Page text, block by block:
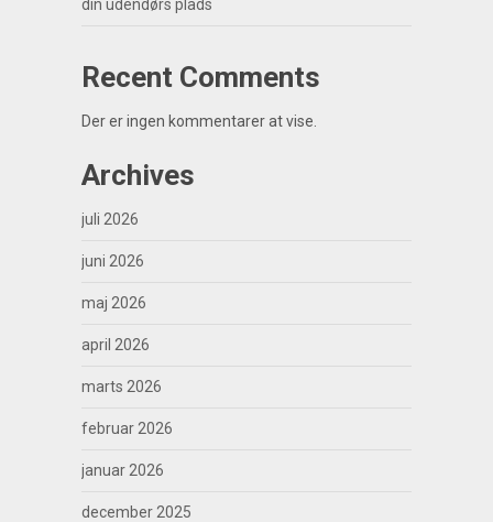
din udendørs plads
Recent Comments
Der er ingen kommentarer at vise.
Archives
juli 2026
juni 2026
maj 2026
april 2026
marts 2026
februar 2026
januar 2026
december 2025